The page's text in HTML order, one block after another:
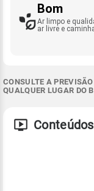
Bom
Ar limpo e
ar livre e
CONSULTE A
QUALQUER LUGAR DO